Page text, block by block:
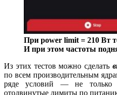
При power limit = 210 Вт
И при этом частоты
Из этих тестов можно сделать
по всем производительным
ряде условий — не только
отодвинутые лимиты по